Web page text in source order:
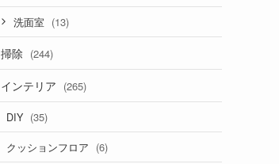
洗面室 (13)
掃除 (244)
インテリア (265)
DIY (35)
クッションフロア (6)